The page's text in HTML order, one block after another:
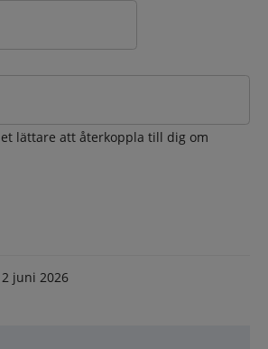
lättare att återkoppla till dig om
2 juni 2026